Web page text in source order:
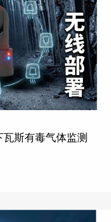
斯有毒气体监测